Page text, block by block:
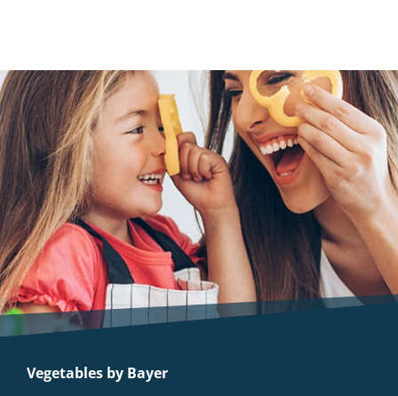
Vegetables by Bayer